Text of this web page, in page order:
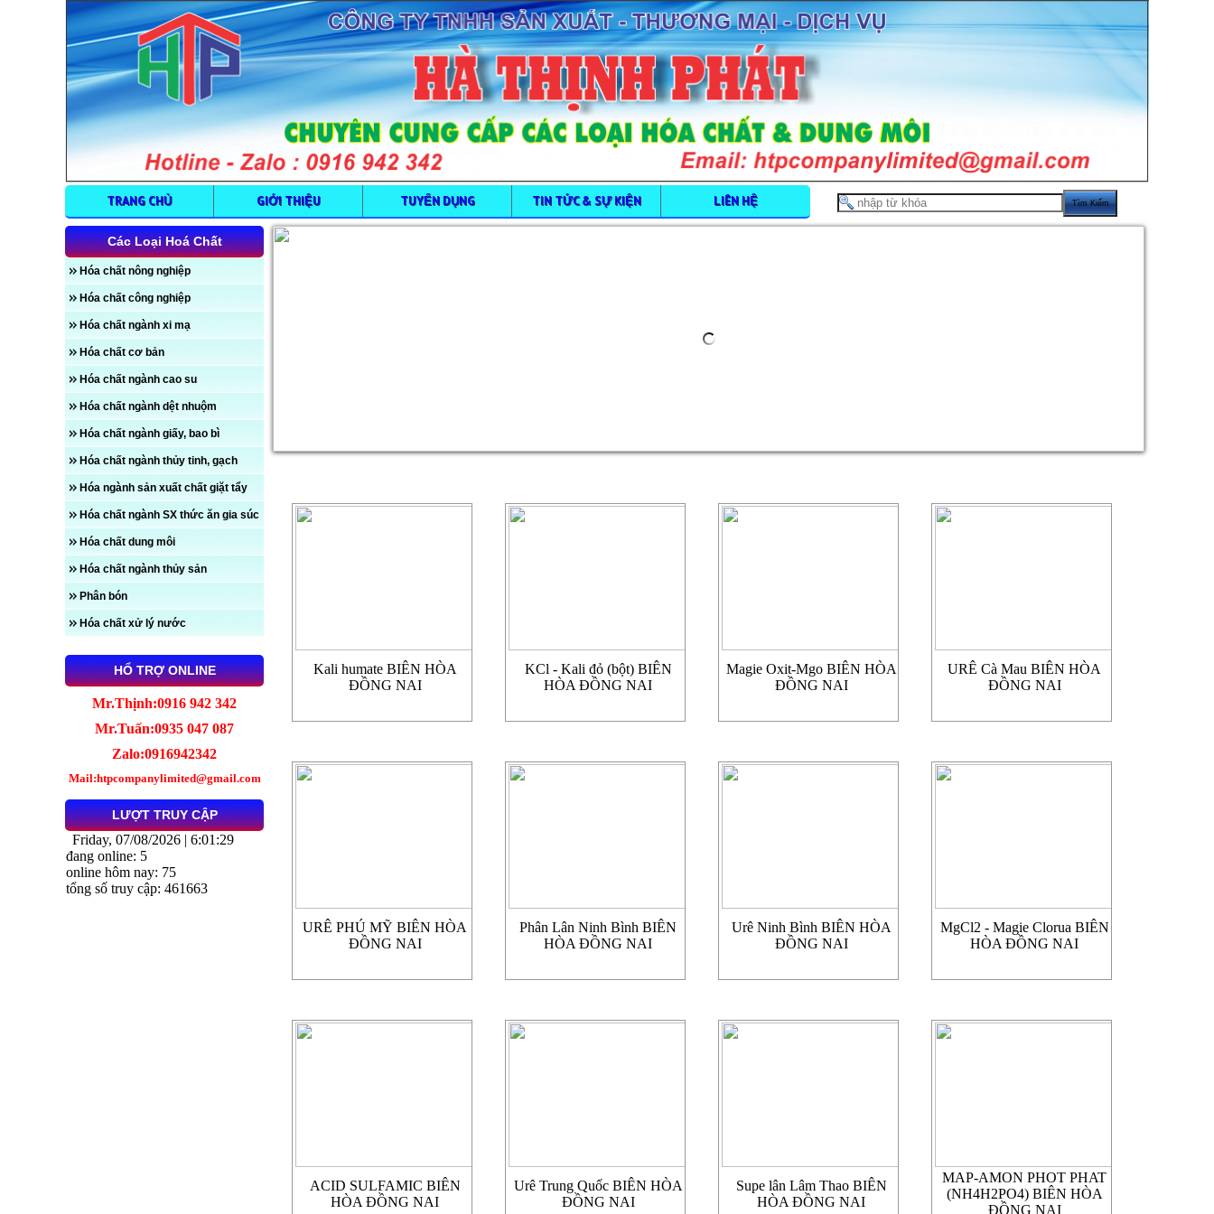
TRANG CHỦ GIỚI THIỆU TUYỂN DỤNG TIN TỨC & SỰ KIỆN LIÊN HỆ
Các Loại Hoá Chất
Hóa chất nông nghiệp
Hóa chất công nghiệp
Hóa chất ngành xi mạ
Hóa chất cơ bản
Hóa chất ngành cao su
Hóa chất ngành dệt nhuộm
Hóa chất ngành giấy, bao bì
Hóa chất ngành thủy tinh, gạch
Hóa ngành sản xuất chất giặt tẩy
Hóa chất ngành SX thức ăn gia súc
Hóa chất dung môi
Hóa chất ngành thủy sản
Phân bón
Hóa chất xử lý nước
HỔ TRỢ ONLINE
Mr.Thịnh:0916 942 342
Mr.Tuấn:0935 047 087
Zalo:0916942342
Mail:htpcompanylimited@gmail.com
LƯỢT TRUY CẬP
Friday, 07/08/2026 | 6:01:29
đang online: 5
online hôm nay: 75
tổng số truy cập: 461663
Kali humate BIÊN HÒA
ĐỒNG NAI
KCl - Kali đỏ (bột) BIÊN
HÒA ĐỒNG NAI
Magie Oxit-Mgo BIÊN HÒA
ĐỒNG NAI
URÊ Cà Mau BIÊN HÒA
ĐỒNG NAI
URÊ PHÚ MỸ BIÊN HÒA
ĐỒNG NAI
Phân Lân Ninh Bình BIÊN
HÒA ĐỒNG NAI
Urê Ninh Bình BIÊN HÒA
ĐỒNG NAI
MgCl2 - Magie Clorua BIÊN
HÒA ĐỒNG NAI
ACID SULFAMIC BIÊN
HÒA ĐỒNG NAI
Urê Trung Quốc BIÊN HÒA
ĐỒNG NAI
Supe lân Lâm Thao BIÊN
HÒA ĐỒNG NAI
MAP-AMON PHOT PHAT
(NH4H2PO4) BIÊN HÒA
ĐỒNG NAI